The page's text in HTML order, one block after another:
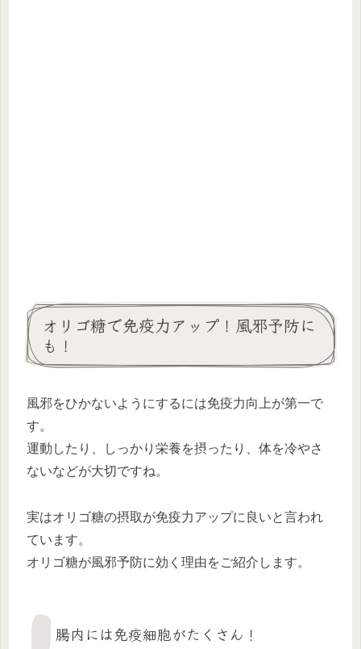
オリゴ糖で免疫力アップ！風邪予防に
も！
風邪をひかないようにするには免疫力向上が第一で
す。
運動したり、しっかり栄養を摂ったり、体を冷やさ
ないなどが大切ですね。
実はオリゴ糖の摂取が免疫力アップに良いと言われ
ています。
オリゴ糖が風邪予防に効く理由をご紹介します。
腸内には免疫細胞がたくさん！